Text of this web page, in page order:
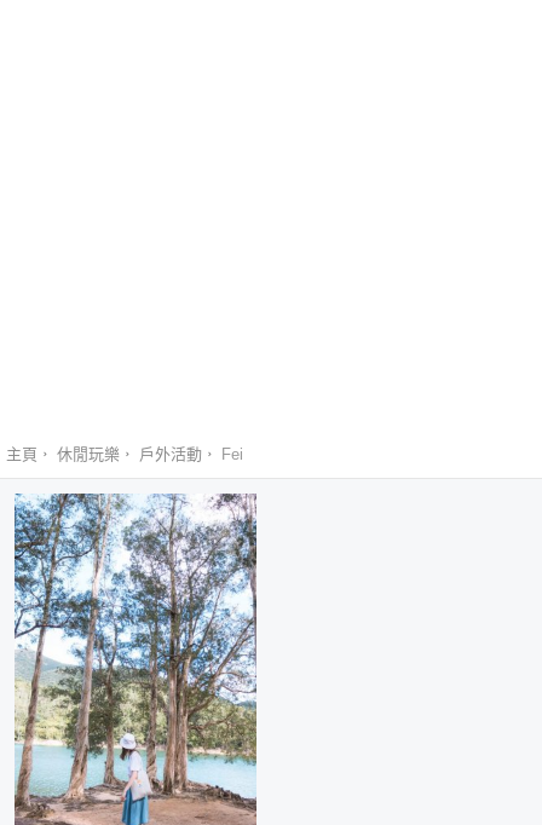
主頁 休閒玩樂 戶外活動 Fei